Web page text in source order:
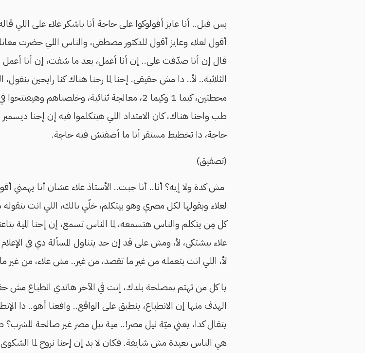
بس قبل.. أنا عايز أقولوكوا على حاجة أنا باشكر علاء على اللي
أقول لعلاء وعايز أقول للدكتور مصطفى، والناس اللي حضرت
قال إن أنا صدّقت على.. إن أنا أعمل، بعد ما شفت، إن أنا أعمل
الثلاثية.. لأ.. دا مش حقيقي. إحنا لما رحنا هناك كنا رايحين
محطتين، كيما 1 وكيما 2، معالجة ثنائية،
طب واحنا هناك، كان الامتداد اللي هيتكلموا فيه إن إحنا
حاجة، دا تخطيط مستقر أنا ما أضفتش فيه حاجة.
(تصفيق)
مش كدة ولا إيه؟ أنا.. أنا جبت.. الأستاذ علاء عشان أنا يهمني
لعلاء وبقولها لكل مصري وهو بيتكلم، خلّي بالك، اللي انت
كل مِن يتكلم والناس هتسمعه، لما الناس تسمع، إن إحنا المية
علاء بيشتكي، لأ، ومش على قد إن حد يتناول المسألة دي في
لأ، اللي انت بتعمله من غير ما تقصد، من غير.. مش علاء، من غير
يا كل من تهتم بمصلحة بلدك، إنت في الآخر هاتدي انطباع مش
الهدف منها إن الانطباع، ينطبق على الواقع.. واقعنا أهو.. دا
هي الناس بعيدة مش شايفة. فكان لا بد إن إحنا نروح لما الشكوى